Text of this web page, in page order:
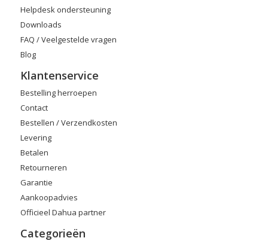
Helpdesk ondersteuning
Downloads
FAQ / Veelgestelde vragen
Blog
Klantenservice
Bestelling herroepen
Contact
Bestellen / Verzendkosten
Levering
Betalen
Retourneren
Garantie
Aankoopadvies
Officieel Dahua partner
Categorieën